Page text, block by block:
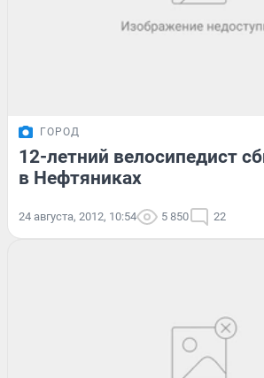
ГОРОД
12-летний велосипедист
в Нефтяниках
24 августа, 2012, 10:54 5 850 22